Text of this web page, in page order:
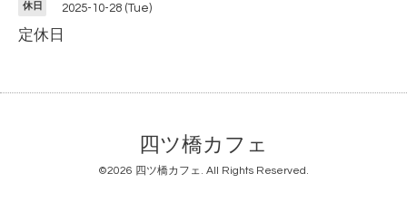
休日 2025-10-28 (Tue)
定休日
四ツ橋カフェ
©2026 四ツ橋カフェ. All Rights Reserved.